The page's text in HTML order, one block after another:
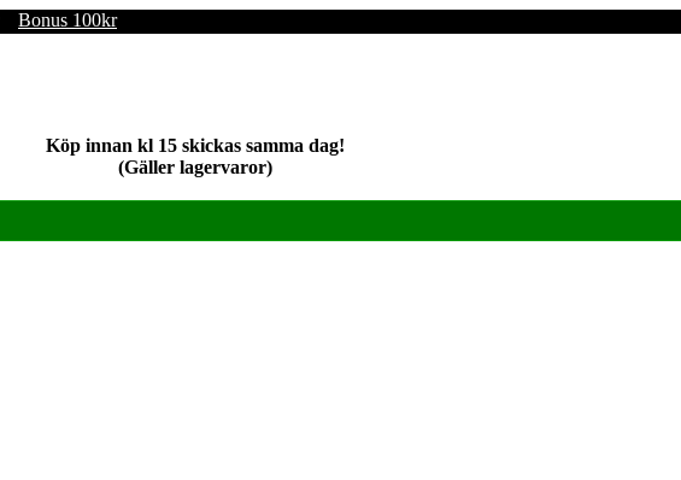
Bonus 100kr
Köp innan kl 15 skickas samma dag!
(Gäller lagervaror)